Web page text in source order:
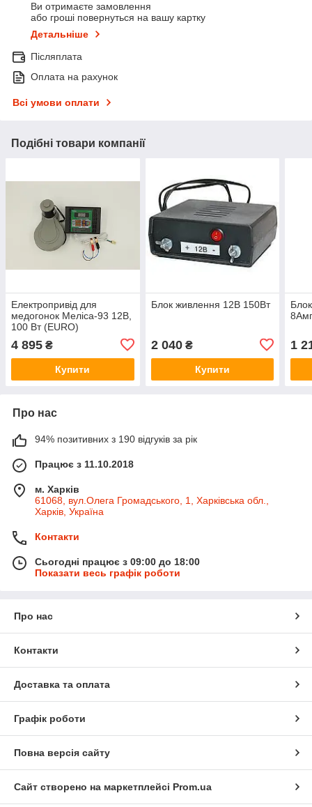
Ви отримаєте замовлення
або гроші повернуться на вашу картку
Детальніше
Післяплата
Оплата на рахунок
Всі умови оплати
Подібні товари компанії
Електропривід для
медогонок Меліса-93 12В,
100 Вт (EURO)
4 895 ₴
Купити
Блок живлення 12В 150Вт
2 040₴
Купити
1
Про нас
94% позитивних з 190 відгуків за рік
Працює з 11.10.2018
м. Харків
61068, вул.Олега Громадського, 1, Харківська обл.,
Харків, Україна
Контакти
Сьогодні працює з 09:00 до 18:00
Показати весь графік роботи
Про нас
Контакти
Доставка та оплата
Графік роботи
Повна версія сайту
Сайт створено на маркетплейсі Prom.ua